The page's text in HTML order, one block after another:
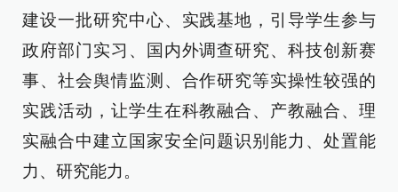
建设一批研究中心、实践基地，引导学生参与
政府部门实习、国内外调查研究、科技创新赛
事、社会舆情监测、合作研究等实操性较强的
实践活动，让学生在科教融合、产教融合、理
实融合中建立国家安全问题识别能力、处置能
力、研究能力。